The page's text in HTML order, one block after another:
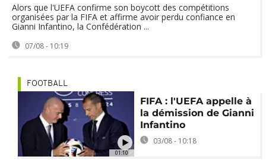
Alors que l'UEFA confirme son boycott des compétitions
organisées par la FIFA et affirme avoir perdu confiance en
Gianni Infantino, la Confédération ...
07/08 - 10:19
01:10
FOOTBALL
FIFA : l'UEFA appelle à
la démission de Gianni
Infantino
03/08 - 10:18